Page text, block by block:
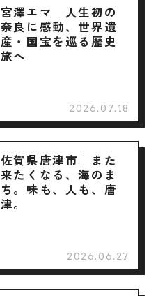
宮澤エマ 人生初の
奈良に感動、世界遺
産・国宝を巡る歴史
旅へ
2026.07.18
佐賀県唐津市｜また
来たくなる、海のま
ち。味も、人も、唐
津。
2026.06.27